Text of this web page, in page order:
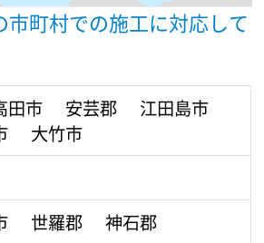
市町村での施工に対応して
田市 安芸郡
江田島市
大竹市
世羅郡
神石郡